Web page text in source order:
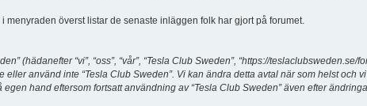
menyraden överst listar de senaste inläggen folk har gjort på forumet.
(hädanefter “vi”, “oss”, “vår”, “Tesla Club Sweden”, “https://
använd inte “Tesla Club Sweden”. Vi kan ändra detta avtal när som helst och
hand eftersom fortsatt användning av “Tesla Club Sweden” även efter